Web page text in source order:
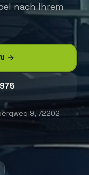
nach Ihrem
9, 72202